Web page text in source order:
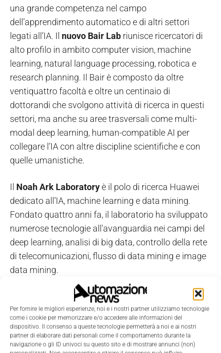
Per fornire le migliori esperienze, noi e i nostri partner utilizziamo tecnologie
come i cookie per memorizzare e/o accedere alle informazioni del
dispositivo. Il consenso a queste tecnologie permetterà a noi e ai nostri
partner di elaborare dati personali come il comportamento durante la
navigazione o gli ID univoci su questo sito e di mostrare annunci (non)
una grande competenza nel campo
dell’apprendimento automatico e di altri settori
legati all’IA. Il nuovo Bair Lab riunisce ricercatori di
alto profilo in ambito computer vision, machine
learning, natural language processing, robotica e
research planning. Il Bair è composto da oltre
ventiquattro facoltà e oltre un centinaio di
dottorandi che svolgono attività di ricerca in questi
settori, ma anche su aree trasversali come multi-
modal deep learning, human-compatible AI per
collegare l’IA con altre discipline scientifiche e con
quelle umanistiche.
Il Noah Ark Laboratoryè il polo di ricerca Huawei
dedicato all’IA, machine learning e data mining.
Fondato quattro anni fa, il laboratorio ha sviluppato
numerose tecnologie all'avanguardia nei campi del
deep learning, analisi di big data, controllo della rete
di telecomunicazioni, flusso di data mining e image
data mining.
TAGS Innovazione Intelligenza Artificiale Ricerca & sviluppo Robotica
scuola e università